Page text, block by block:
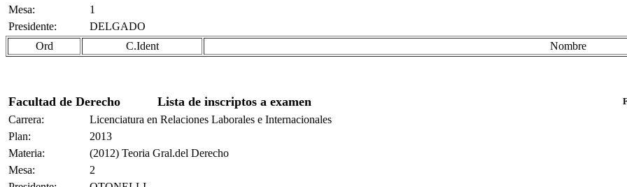
Mesa:
1
Presidente:
DELGADO
Ord
C.Ident Nombre
Facultad de Derecho Lista de inscriptos a examen
Carrera:
Licenciatura en Relaciones Laborales e Internacionales
Plan:
2013
Materia:
(2012) Teoria Gral.del Derecho
Mesa:
2